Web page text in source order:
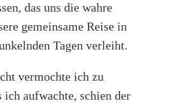
das uns die wahre
gemeinsame Reise in
Tagen verleiht.
vermochte ich zu
ich aufwachte, schien der